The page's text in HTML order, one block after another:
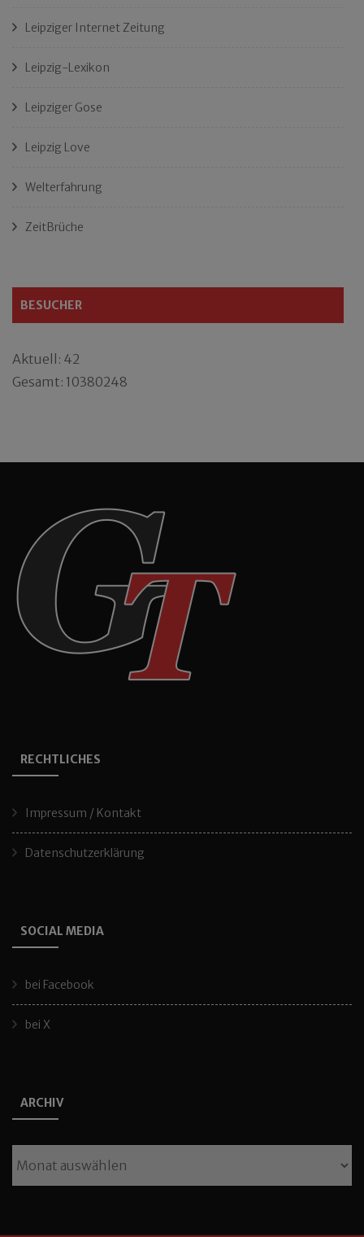
Leipziger Internet Zeitung
Leipzig-Lexikon
Leipziger Gose
Leipzig Love
Welterfahrung
ZeitBrüche
BESUCHER
Aktuell: 42
Gesamt: 10380248
RECHTLICHES
Impressum / Kontakt
Datenschutzerklärung
SOCIAL MEDIA
bei Facebook
bei X
ARCHIV